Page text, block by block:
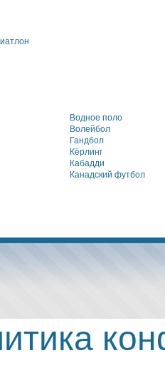
Водное поло
Волейбол
Гандбол
Кёрлинг
Кабадди
Канадский футбол